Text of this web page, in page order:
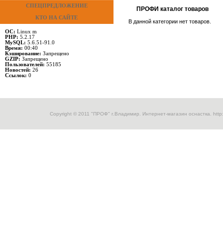
СПЕЦПРЕДЛОЖЕНИЕ
КТО НА САЙТЕ
ОС: Linux m
PHP: 5.2.17
MySQL: 5.6.51-91.0
Время: 00:40
Кэширование: Запрещено
GZIP: Запрещено
Пользователей: 55185
Новостей: 26
Ссылок: 0
ПРОФИ каталог товаров
В данной категории нет товаров.
Copyright © 2011 "ПРОФ" г.Владимир. Интернет-магазин оснастка.